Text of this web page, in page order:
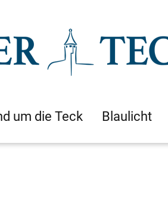
um die Teck Blaulicht